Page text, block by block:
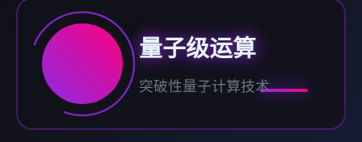
量子级运算
突破性量子计算技术